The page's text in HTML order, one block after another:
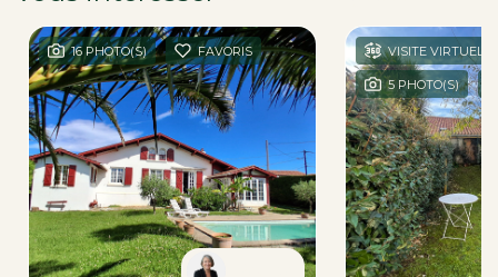
16 PHOTO(S) FAVORIS VISITE VIRTUELLE
5 PHOTO(S)